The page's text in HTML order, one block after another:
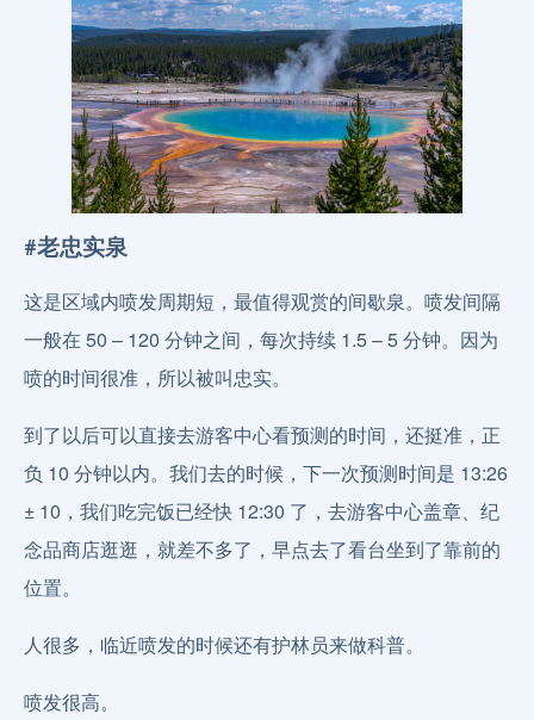
#老忠实泉
这是区域内喷发周期短，最值得观赏的间歇泉。喷发间隔
一般在 50 – 120 分钟之间，每次持续 1.5 – 5 分钟。因为
喷的时间很准，所以被叫忠实。
到了以后可以直接去游客中心看预测的时间，还挺准，正
负 10 分钟以内。我们去的时候，下一次预测时间是 13:26
± 10，我们吃完饭已经快 12:30 了，去游客中心盖章、纪
念品商店逛逛，就差不多了，早点去了看台坐到了靠前的
位置。
人很多，临近喷发的时候还有护林员来做科普。
喷发很高。